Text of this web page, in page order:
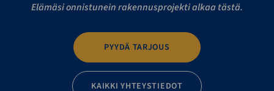
Elämäsi onnistunein rakennusprojekti alkaa tästä.
PYYDÄ TARJOUS
KAIKKI YHTEYSTIEDOT